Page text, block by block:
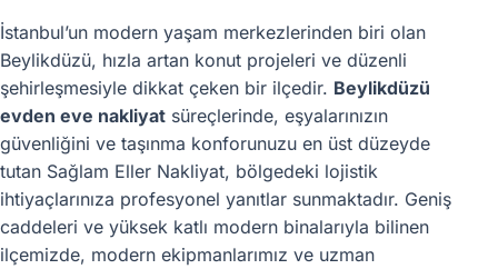
İstanbul’un modern yaşam merkezlerinden biri olan
Beylikdüzü, hızla artan konut projeleri ve düzenli
şehirleşmesiyle dikkat çeken bir ilçedir. Beylikdüzü
evden eve nakliyat süreçlerinde, eşyalarınızın
güvenliğini ve taşınma konforunuzu en üst düzeyde
tutan Sağlam Eller Nakliyat, bölgedeki lojistik
ihtiyaçlarınıza profesyonel yanıtlar sunmaktadır. Geniş
caddeleri ve yüksek katlı modern binalarıyla bilinen
ilçemizde, modern ekipmanlarımız ve uzman